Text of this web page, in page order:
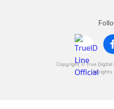
Copyright © True Digital
All rights